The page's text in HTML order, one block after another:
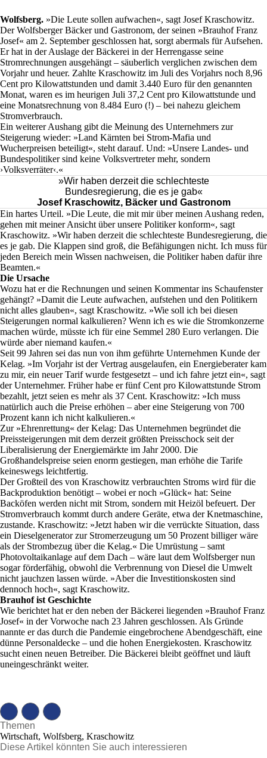
Wolfsberg. »Die Leute sollen aufwachen«, sagt Josef Kraschowitz.
Der Wolfsberger Bäcker und Gastronom, der seinen »Brauhof Franz
Josef« am 2. September geschlossen hat, sorgt abermals für Aufsehen.
Er hat in der Auslage der Bäckerei in der Herrengasse seine
Stromrechnungen ausgehängt – säuberlich verglichen zwischen dem
Vorjahr und heuer. Zahlte Kraschowitz im Juli des Vorjahrs noch 8,96
Cent pro Kilowattstunden und damit 3.440 Euro für den genannten
Monat, waren es im heurigen Juli 37,2 Cent pro Kilowattstunde und
eine Monatsrechnung von 8.484 Euro (!) – bei nahezu gleichem
Stromverbrauch.
Ein weiterer Aushang gibt die Meinung des Unternehmers zur
Steigerung wieder: »Land Kärnten bei Strom-Mafia und
Wucherpreisen beteiligt«, steht darauf. Und: »Unsere Landes- und
Bundespolitiker sind keine Volksvertreter mehr, sondern
›Volksverräter‹.«
»Wir haben derzeit die schlechteste
Bundesregierung, die es je gab«
Josef Kraschowitz, Bäcker und Gastronom
Ein hartes Urteil. »Die Leute, die mit mir über meinen Aushang reden,
gehen mit meiner Ansicht über unsere Politiker konform«, sagt
Kraschowitz. »Wir haben derzeit die schlechteste Bundesregierung, die
es je gab. Die Klappen sind groß, die Befähigungen nicht. Ich muss für
jeden Bereich mein Wissen nachweisen, die Politiker haben dafür ihre
Beamten.«
Die Ursache
Wozu hat er die Rechnungen und seinen Kommentar ins Schaufenster
gehängt? »Damit die Leute aufwachen, aufstehen und den Politikern
nicht alles glauben«, sagt Kraschowitz. »Wie soll ich bei diesen
Steigerungen normal kalkulieren? Wenn ich es wie die Stromkonzerne
machen würde, müsste ich für eine Semmel 280 Euro verlangen. Die
würde aber niemand kaufen.«
Seit 99 Jahren sei das nun von ihm geführte Unternehmen Kunde der
Kelag. »Im Vorjahr ist der Vertrag ausgelaufen, ein Energieberater kam
zu mir, ein neuer Tarif wurde festgesetzt – und ich fahre jetzt ein«, sagt
der Unternehmer. Früher habe er fünf Cent pro Kilowattstunde Strom
bezahlt, jetzt seien es mehr als 37 Cent. Kraschowitz: »Ich muss
natürlich auch die Preise erhöhen – aber eine Steigerung von 700
Prozent kann ich nicht kalkulieren.«
Zur »Ehrenrettung« der Kelag: Das Unternehmen begründet die
Preissteigerungen mit dem derzeit größten Preisschock seit der
Liberalisierung der Energiemärkte im Jahr 2000. Die
Großhandelspreise seien enorm gestiegen, man erhöhe die Tarife
keineswegs leichtfertig.
Der Großteil des von Kraschowitz verbrauchten Stroms wird für die
Backproduktion benötigt – wobei er noch »Glück« hat: Seine
Backöfen werden nicht mit Strom, sondern mit Heizöl befeuert. Der
Stromverbrauch kommt durch andere Geräte, etwa der Knetmaschine,
zustande. Kraschowitz: »Jetzt haben wir die verrückte Situation, dass
ein Dieselgenerator zur Stromerzeugung um 50 Prozent billiger wäre
als der Strombezug über die Kelag.« Die Umrüstung – samt
Photovoltaikanlage auf dem Dach – wäre laut dem Wolfsberger nun
sogar förderfähig, obwohl die Verbrennung von Diesel die Umwelt
nicht jauchzen lassen würde. »Aber die Investitionskosten sind
dennoch hoch«, sagt Kraschowitz.
Brauhof ist Geschichte
Wie berichtet hat er den neben der Bäckerei liegenden »Brauhof Franz
Josef« in der Vorwoche nach 23 Jahren geschlossen. Als Gründe
nannte er das durch die Pandemie eingebrochene Abendgeschäft, eine
dünne Personaldecke – und die hohen Energiekosten. Kraschowitz
sucht einen neuen Betreiber. Die Bäckerei bleibt geöffnet und läuft
uneingeschränkt weiter.
Themen
Wirtschaft, Wolfsberg, Kraschowitz
Diese Artikel könnten Sie auch interessieren